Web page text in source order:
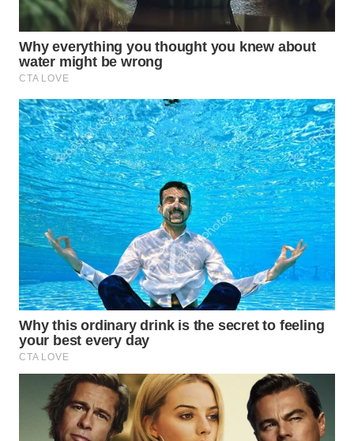
SURABAYA
WN
NATUNA
WN
BINTAN
WN
MANDALIKA
WN
LIKUPANG
WN
LABUANBAJO
WN
BORNEO